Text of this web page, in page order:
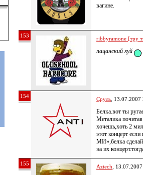
вагине.
153 ribbyramone [тру
пацанский хуй
154 Сруль ,
Белка.вот ты
Металика
хочешь,хоть 2
этот концерт
МИ»,белка
на их
155 Aztech ,